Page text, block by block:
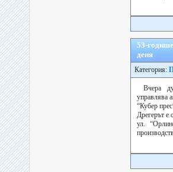
53-
деня
Категория:
Вчера
управлява
“Кубер
Дрегерът е
ул.